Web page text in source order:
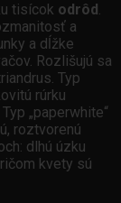
tisícok odrôd .
a
a dĺžke
Rozlišujú sa
Typ
rúrku
„paperwhite“
roztvorenú
dlhú úzku
kvety sú